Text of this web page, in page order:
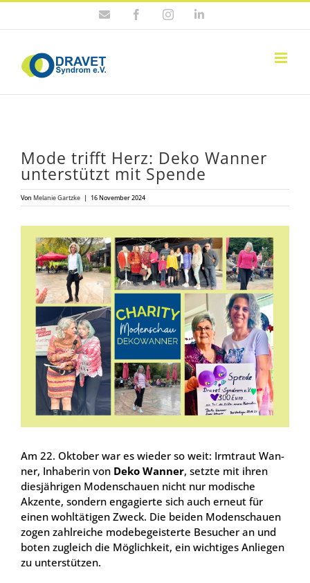
E-
FacebookInstagramLinkedIn
Mode trifft Herz: Deko Wan­ner
unter­stützt mit Spen­de
Von Melanie Gartzke | 16 November 2024
grösseres
Bild
Am 22. Okto­ber war es wie­der so weit: Irm­traut Wan­
ner, Inha­be­rin von Deko Wan­ner, setz­te mit ihren
dies­jäh­ri­gen Moden­schau­en nicht nur modi­sche
Akzen­te, son­dern enga­gier­te sich auch erneut für
einen wohl­tä­ti­gen Zweck. Die bei­den Moden­schau­en
zogen zahl­rei­che mode­be­geis­ter­te Besu­cher an und
boten zugleich die Mög­lich­keit, ein wich­ti­ges Anlie­gen
zu unter­stüt­zen.